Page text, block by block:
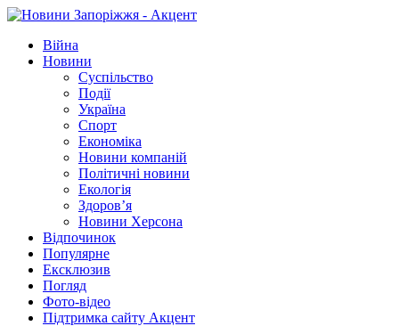
Війна
Новини
Суспільство
Події
Україна
Спорт
Економіка
Новини компаній
Політичні новини
Екологія
Здоров’я
Новини Херсона
Відпочинок
Популярне
Ексклюзив
Погляд
Фото-відео
Підтримка сайту Акцент